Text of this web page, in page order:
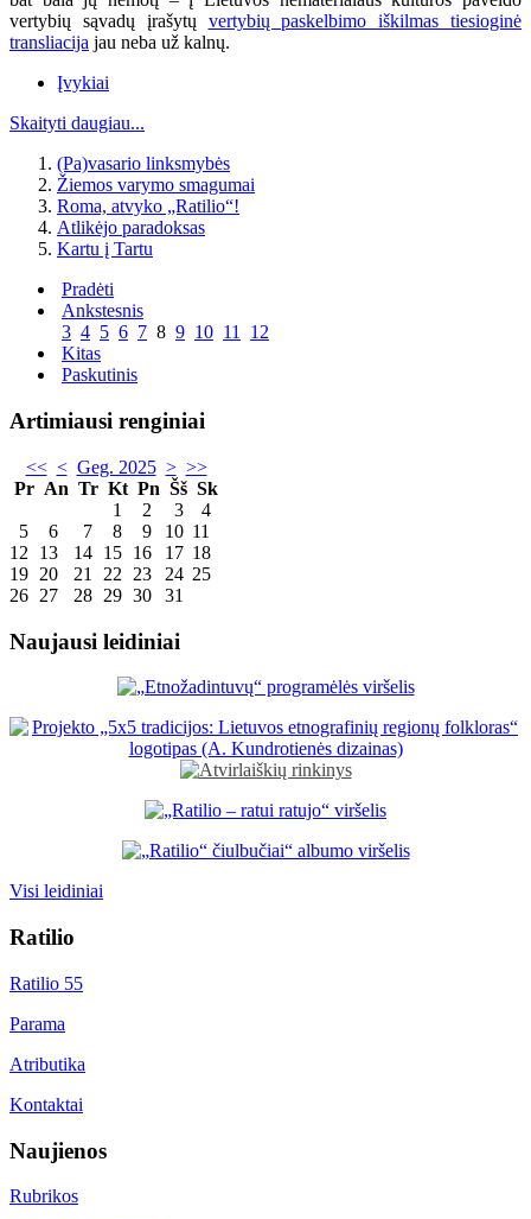
vertybių sąvadų įrašytų vertybių paskelbimo iškilmas tiesioginė
transliacija jau neba už kalnų.
Įvykiai
Skaityti daugiau...
(Pa)vasario linksmybės
Žiemos varymo smagumai
Roma, atvyko „Ratilio“!
Atlikėjo paradoksas
Kartu į Tartu
Pradėti
Ankstesnis
3 4 5 6 7 8 9 10 11 12
Kitas
Paskutinis
Artimiausi renginiai
<< < Geg. 2025 > >>
Pr An Tr Kt Pn Šš Sk
1
2 3
4
5
6 7 8 9 10 11
12
13 14 15 16 17 18
19 20 21 22 23 24 25
26 27 28 29 30 31
Naujausi leidiniai
Visi leidiniai
Ratilio
Ratilio 55
Parama
Atributika
Kontaktai
Naujienos
Rubrikos